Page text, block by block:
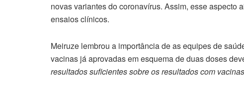
novas variantes do coronavírus. Assim, esse aspecto
ensaios clínicos.
Meiruze lembrou a importância de as equipes de
vacinas já aprovadas em esquema de duas doses
resultados suficientes sobre os resultados com